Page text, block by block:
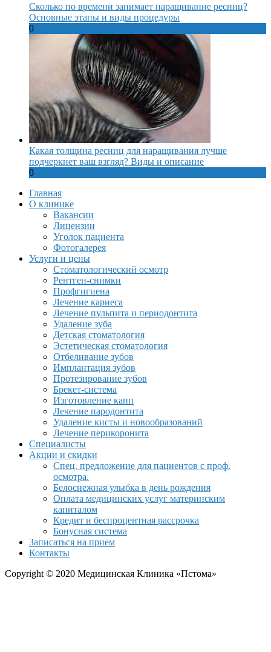
Сколько по времени занимает наращивание ресниц?
Основные этапы и виды процедуры
0
Какая толщина ресниц для наращивания лучше
подчеркнет ваш взгляд? Виды и описание
0
Главная
О клинике
Вакансии
Лицензии
Уголок пациента
Фотогалерея
Услуги и цены
Стоматологический осмотр
Рентген-снимки
Профгигиена
Лечение кариеса
Лечение пульпита и периодонтита
Удаление зуба
Детская стоматология
Эстетическая стоматология
Отбеливание зубов
Имплантация зубов
Протезирование зубов
Брекет-система
Изготовление капп
Лечение пародонтита
Удаление кисты и новообразований
Лечение перикоронита
Специалисты
Акции и скидки
Спец. предложение для пациентов с проф.
осмотра.
Белоснежная улыбка в день рождения
Оплата медицинских услуг материнским
капиталом
Кредит и беспроцентная рассрочка
Бонусная система
Записаться на прием
Контакты
Copyright © 2020 Медицинская Клиника «Пстома»